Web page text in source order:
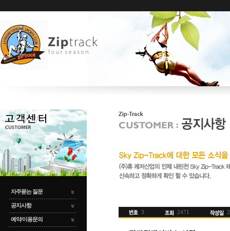
자주묻는 질문
공지사항
예약/이용문의
3 2471